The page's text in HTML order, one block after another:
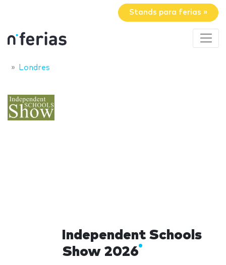
Stands para ferias »
Londres
Independent Schools
Show 2026